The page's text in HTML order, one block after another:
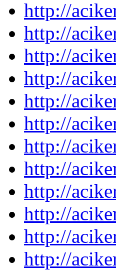
http://
http://
http://
http://
http://
http://
http://
http://
http://
http://
http://
http://